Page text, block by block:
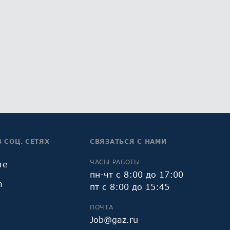
СОЦ. СЕТЯХ СВЯЗАТЬСЯ С НАМИ
ЧАСЫ РАБОТЫ
пн-чт с 8:00 до 17:00
пт с 8:00 до 15:45
ПОЧТА
Job@gaz.ru